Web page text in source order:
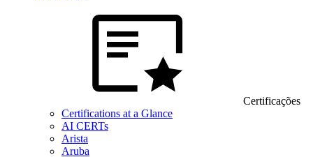
Certificações
Certifications at a Glance
AI CERTs
Arista
Aruba